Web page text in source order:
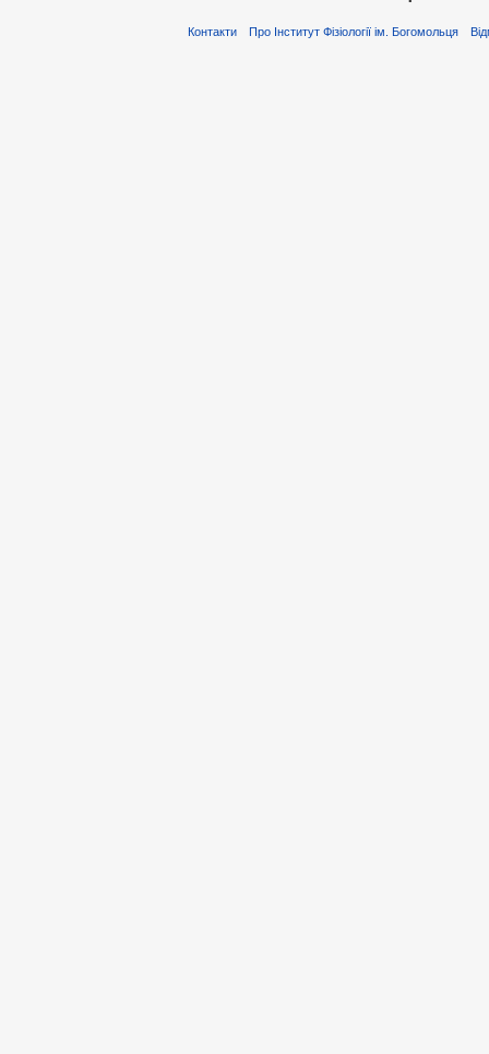
Контакти Про Інститут Фізіології ім. Богомольця